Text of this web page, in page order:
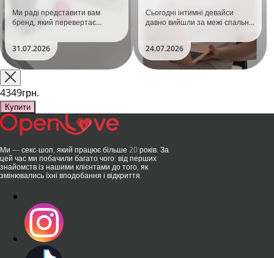
Ми раді представити вам
бренд, який перевертає
та вже встиг стати сенсацією
на міжнародній виставці API
Shanghai-2026!​LOVISS - це
поєднання унікальної естетики
та бездога..
31.07.2026
Сьогодні інтимні девайси
давно вийшли за межі спальні.
безшумні моторчики та
стильний дизайн перетворили
їх на гаджет, який багато хто
використовує, тестує у
24.07.2026
4349грн.
Купити
Ми — секс-шоп, який працює більше 20 років. За
цей час ми побачили багато чого: від перших
знайомств із нашими клієнтами до того, як
змінювались їхні вподобання і відкриття.